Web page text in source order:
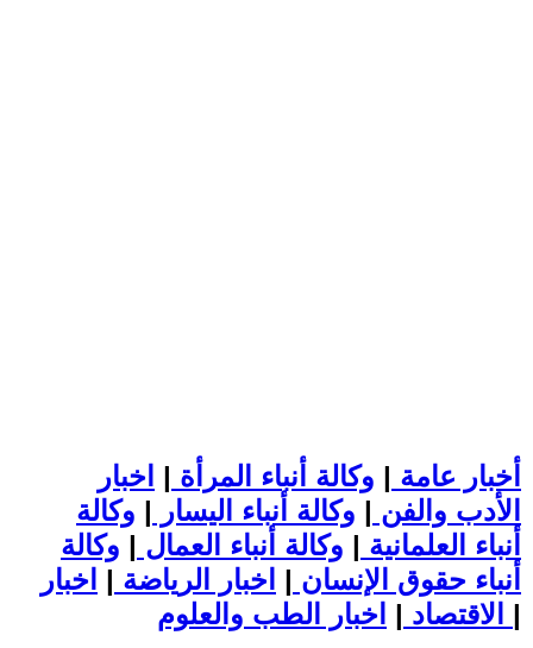
أخبار عامة | وكالة أنباء المرأة | اخبار
الأدب والفن | وكالة أنباء اليسار | وكالة
أنباء العلمانية | وكالة أنباء العمال | وكالة
أنباء حقوق الإنسان | اخبار الرياضة | اخبار
الاقتصاد | |